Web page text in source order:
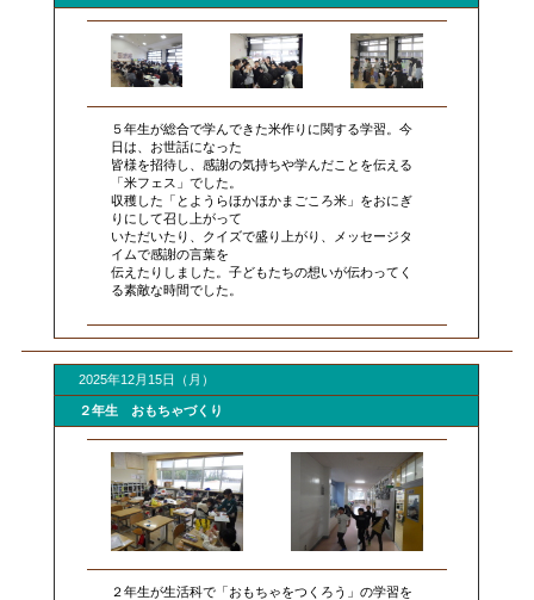
５年生が総合で学んできた米作りに関する学習。今
日は、お世話になった
皆様を招待し、感謝の気持ちや学んだことを伝える
「米フェス」でした。
収穫した「とようらほかほかまごころ米」をおにぎ
りにして召し上がって
いただいたり、クイズで盛り上がり、メッセージタ
イムで感謝の言葉を
伝えたりしました。子どもたちの想いが伝わってく
る素敵な時間でした。
2025年12月15日（月）
２年生 おもちゃづくり
２年生が生活科で「おもちゃをつくろう」の学習を